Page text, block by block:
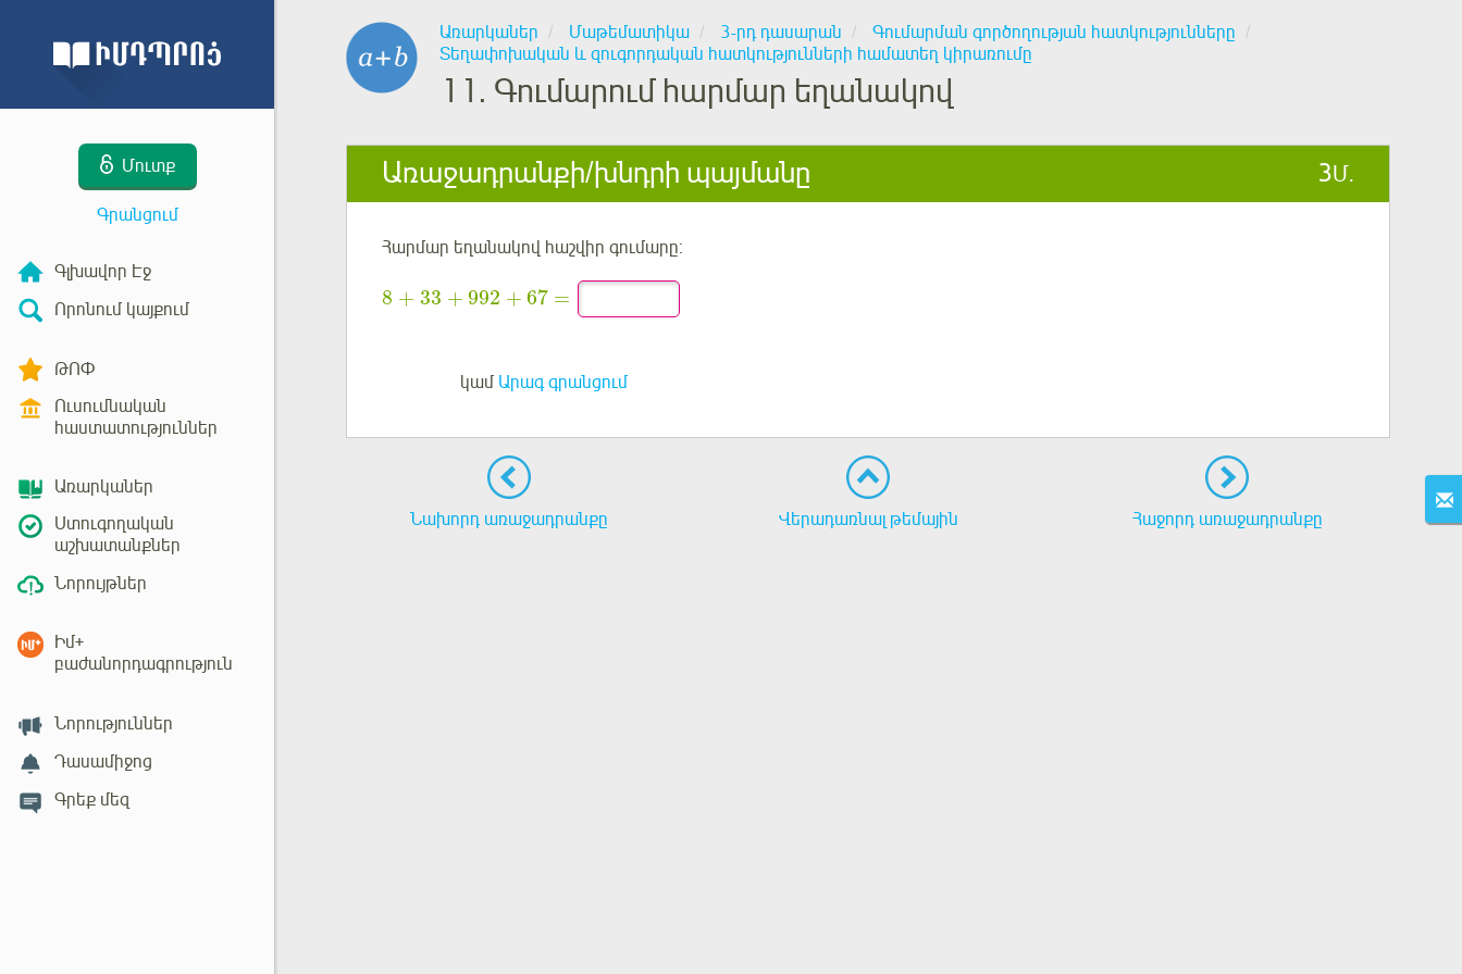
Մուտք
Գրանցում
Գլխավոր Էջ
Որոնում կայքում
ԹՈՓ
Ուսումնական
հաստատություններ
Առարկաներ
Ստուգողական
աշխատանքներ
Նորույթներ
Իմ+
բաժանորդագրություն
Նորություններ
Դասամիջոց
Գրեք մեզ
Առարկաներ Մաթեմատիկա 3-րդ դասարան
Գումարման գործողության հատկությունները
Տեղափոխական և զուգորդական հատկությունների համատեղ կիրառումը
11. Գումարում հարմար եղանակով
Առաջադրանքի/խնդրի պայմանը 3Մ.
Հարմար եղանակով հաշվիր գումարը:
8 + 33 + 992 + 67 =
կամ Արագ գրանցում
Նախորդ առաջադրանքը Վերադառնալ թեմային Հաջորդ առաջադրանքը